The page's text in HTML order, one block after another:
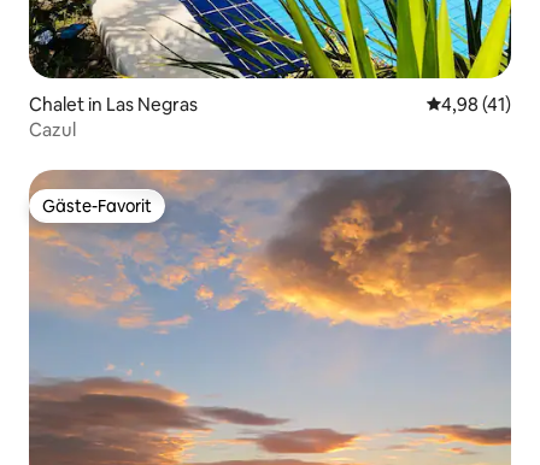
Chalet in Las Negras
4,98 (41)
Cazul
Gäste-Favorit
Gäste-Favorit